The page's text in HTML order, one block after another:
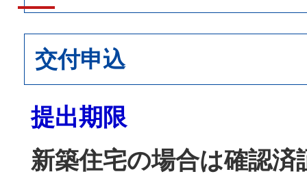
交付申込
提出期限
新築住宅の場合は確認済